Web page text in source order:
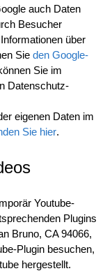
auch Daten
Besucher
über
Sie den Google-
Sie im
Datenschutz-
eigenen Daten im
Sie hier.
Youtube-
Plugins
Bruno, CA 94066,
Plugin besuchen,
hergestellt.